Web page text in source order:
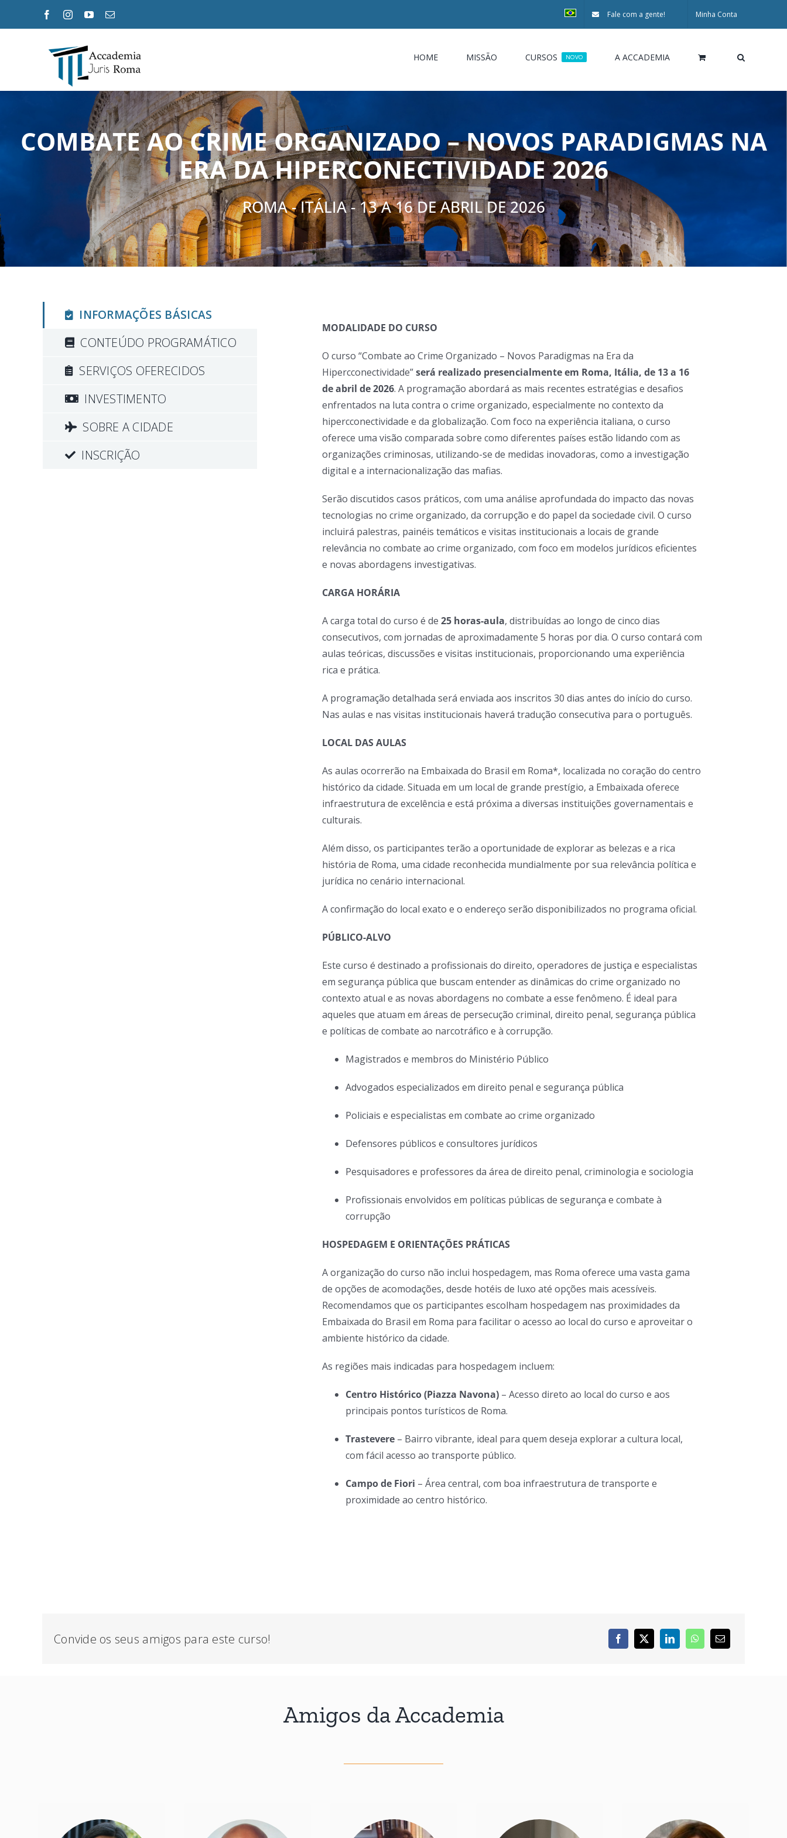
FacebookInstagramYouTube
E-
Fale com a gente! Minha Conta
HOME MISSÃO CURSOS NOVO A ACCADEMIA
COMBATE AO CRIME ORGANIZADO – NOVOS PARADIGMAS NA
ERA DA HIPERCONECTIVIDADE 2026
ROMA - ITÁLIA - 13 A 16 DE ABRIL DE 2026
INFORMAÇÕES BÁSICAS
CONTEÚDO PROGRAMÁTICO
SERVIÇOS OFERECIDOS
INVESTIMENTO
SOBRE A CIDADE
INSCRIÇÃO
MODALIDADE DO CURSO
O curso “Combate ao Crime Organizado – Novos Paradigmas na Era da
Hipercconectividade”será realizado presencialmente em Roma, Itália, de 13 a 16
de abril de 2026. A programação abordará as mais recentes estratégias e desafios
enfrentados na luta contra o crime organizado, especialmente no contexto da
hipercconectividade e da globalização. Com foco na experiência italiana, o curso
oferece uma visão comparada sobre como diferentes países estão lidando com as
organizações criminosas, utilizando-se de medidas inovadoras, como a investigação
digital e a internacionalização das mafias.
Serão discutidos casos práticos, com uma análise aprofundada do impacto das novas
tecnologias no crime organizado, da corrupção e do papel da sociedade civil. O curso
incluirá palestras, painéis temáticos e visitas institucionais a locais de grande
relevância no combate ao crime organizado, com foco em modelos jurídicos eficientes
e novas abordagens investigativas.
CARGA HORÁRIA
A carga total do curso é de 25 horas-aula, distribuídas ao longo de cinco dias
consecutivos, com jornadas de aproximadamente 5 horas por dia. O curso contará com
aulas teóricas, discussões e visitas institucionais, proporcionando uma experiência
rica e prática.
A programação detalhada será enviada aos inscritos 30 dias antes do início do curso.
Nas aulas e nas visitas institucionais haverá tradução consecutiva para o português.
LOCAL DAS AULAS
As aulas ocorrerão na Embaixada do Brasil em Roma*, localizada no coração do centro
histórico da cidade. Situada em um local de grande prestígio, a Embaixada oferece
infraestrutura de excelência e está próxima a diversas instituições governamentais e
culturais.
Além disso, os participantes terão a oportunidade de explorar as belezas e a rica
história de Roma, uma cidade reconhecida mundialmente por sua relevância política e
jurídica no cenário internacional.
A confirmação do local exato e o endereço serão disponibilizados no programa oficial.
PÚBLICO-ALVO
Este curso é destinado a profissionais do direito, operadores de justiça e especialistas
em segurança pública que buscam entender as dinâmicas do crime organizado no
contexto atual e as novas abordagens no combate a esse fenômeno. É ideal para
aqueles que atuam em áreas de persecução criminal, direito penal, segurança pública
e políticas de combate ao narcotráfico e à corrupção.
Magistrados e membros do Ministério Público
Advogados especializados em direito penal e segurança pública
Policiais e especialistas em combate ao crime organizado
Defensores públicos e consultores jurídicos
Pesquisadores e professores da área de direito penal, criminologia e sociologia
Profissionais envolvidos em políticas públicas de segurança e combate à
corrupção
HOSPEDAGEM E ORIENTAÇÕES PRÁTICAS
A organização do curso não inclui hospedagem, mas Roma oferece uma vasta gama
de opções de acomodações, desde hotéis de luxo até opções mais acessíveis.
Recomendamos que os participantes escolham hospedagem nas proximidades da
Embaixada do Brasil em Roma para facilitar o acesso ao local do curso e aproveitar o
ambiente histórico da cidade.
As regiões mais indicadas para hospedagem incluem:
Centro Histórico (Piazza Navona)– Acesso direto ao local do curso e aos
principais pontos turísticos de Roma.
Trastevere– Bairro vibrante, ideal para quem deseja explorar a cultura local,
com fácil acesso ao transporte público.
Campo de Fiori – Área central, com boa infraestrutura de transporte e
proximidade ao centro histórico.
Convide os seus amigos para este curso!
Amigos da Accademia
Professor Ordinário de